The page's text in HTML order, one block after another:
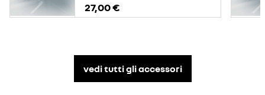
27,00 €
vedi tutti gli accessori​